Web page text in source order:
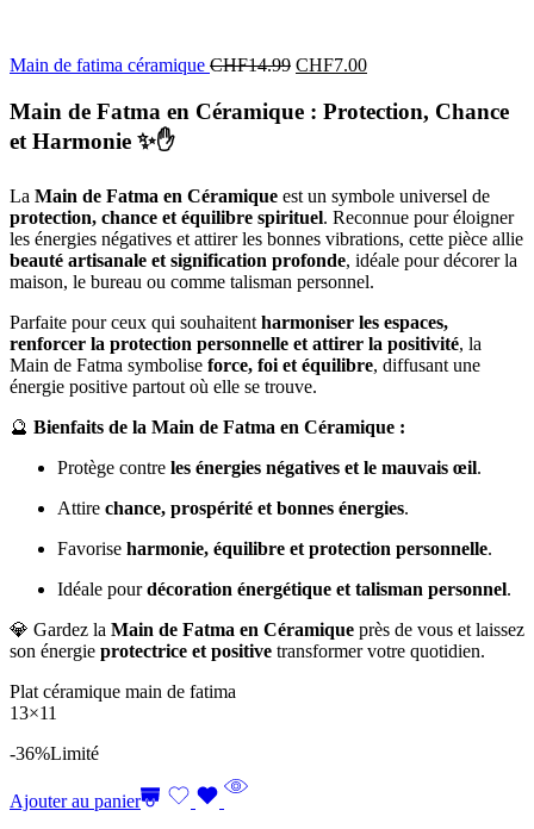
Main de fatima céramique CHF14.99 CHF7.00
Main de Fatma en Céramique : Protection, Chance
et Harmonie ✨✋
La Main de Fatma en Céramique est un symbole universel de
protection, chance et équilibre spirituel. Reconnue pour éloigner
les énergies négatives et attirer les bonnes vibrations, cette pièce allie
beauté artisanale et signification profonde, idéale pour décorer la
maison, le bureau ou comme talisman personnel.
Parfaite pour ceux qui souhaitent harmoniser les espaces,
renforcer la protection personnelle et attirer la positivité, la
Main de Fatma symbolise force, foi et équilibre, diffusant une
énergie positive partout où elle se trouve.
🔮 Bienfaits de la Main de Fatma en Céramique :
Protège contre les énergies négatives et le mauvais œil.
Attire chance, prospérité et bonnes énergies.
Favorise harmonie, équilibre et protection personnelle.
Idéale pourdécoration énergétique et talisman personnel.
💎 Gardez la Main de Fatma en Céramique près de vous et laissez
son énergie protectrice et positive transformer votre quotidien.
Plat céramique main de fatima
13×11
-36%Limité
Ajouter au panier